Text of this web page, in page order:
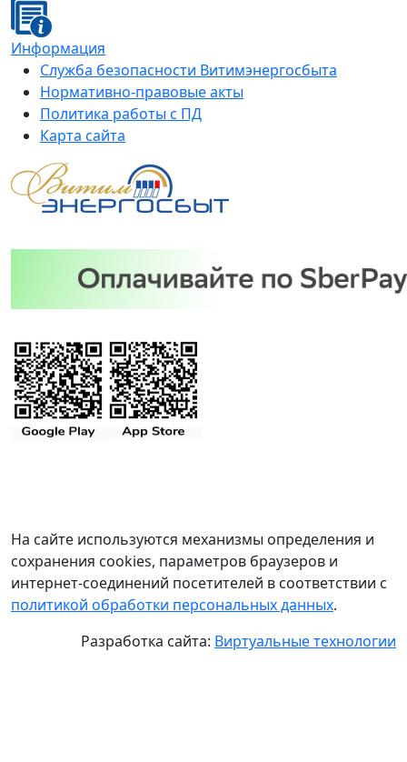
Информация
Служба безопасности Витимэнергосбыта
Нормативно-правовые акты
Политика работы с ПД
Карта сайта
На сайте используются механизмы определения и
сохранения cookies, параметров браузеров и
интернет-соединений посетителей в соответствии с
политикой обработки персональных данных.
Разработка сайта: Виртуальные технологии